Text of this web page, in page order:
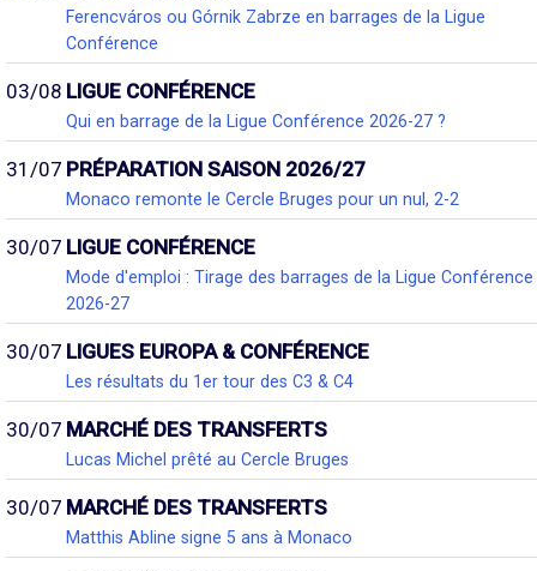
Ferencváros ou Górnik Zabrze en barrages de la Ligue
Conférence
03/08 LIGUE CONFÉRENCE
Qui en barrage de la Ligue Conférence 2026-27 ?
31/07 PRÉPARATION SAISON 2026/27
Monaco remonte le Cercle Bruges pour un nul, 2-2
30/07 LIGUE CONFÉRENCE
Mode d'emploi : Tirage des barrages de la Ligue Conférence
2026-27
30/07 LIGUES EUROPA & CONFÉRENCE
Les résultats du 1er tour des C3 & C4
30/07 MARCHÉ DES TRANSFERTS
Lucas Michel prêté au Cercle Bruges
30/07 MARCHÉ DES TRANSFERTS
Matthis Abline signe 5 ans à Monaco